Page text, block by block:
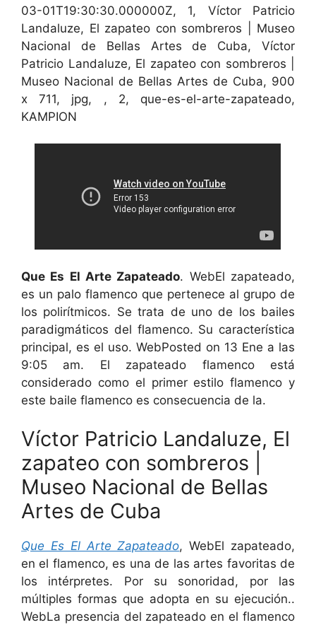
03-01T19:30:30.000000Z, 1, Víctor Patricio
Landaluze, El zapateo con sombreros | Museo
Nacional de Bellas Artes de Cuba, Víctor
Patricio Landaluze, El zapateo con sombreros |
Museo Nacional de Bellas Artes de Cuba, 900
x 711, jpg, , 2, que-es-el-arte-zapateado,
KAMPION
Que Es El Arte Zapateado. WebEl zapateado,
es un palo flamenco que pertenece al grupo de
los polirítmicos. Se trata de uno de los bailes
paradigmáticos del flamenco. Su característica
principal, es el uso. WebPosted on 13 Ene a las
9:05 am. El zapateado flamenco está
considerado como el primer estilo flamenco y
este baile flamenco es consecuencia de la.
Víctor Patricio Landaluze, El
zapateo con sombreros |
Museo Nacional de Bellas
Artes de Cuba
Que Es El Arte Zapateado, WebEl zapateado,
en el flamenco, es una de las artes favoritas de
los intérpretes. Por su sonoridad, por las
múltiples formas que adopta en su ejecución..
WebLa presencia del zapateado en el flamenco